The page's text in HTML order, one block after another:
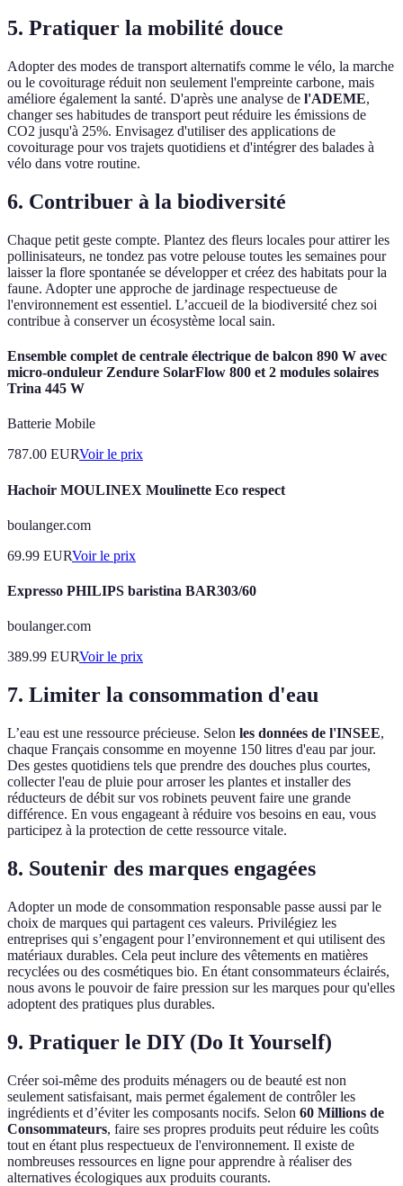
5. Pratiquer la mobilité douce
Adopter des modes de transport alternatifs comme le vélo, la marche
ou le covoiturage réduit non seulement l'empreinte carbone, mais
améliore également la santé. D'après une analyse de l'ADEME,
changer ses habitudes de transport peut réduire les émissions de
CO2 jusqu'à 25%. Envisagez d'utiliser des applications de
covoiturage pour vos trajets quotidiens et d'intégrer des balades à
vélo dans votre routine.
6. Contribuer à la biodiversité
Chaque petit geste compte. Plantez des fleurs locales pour attirer les
pollinisateurs, ne tondez pas votre pelouse toutes les semaines pour
laisser la flore spontanée se développer et créez des habitats pour la
faune. Adopter une approche de jardinage respectueuse de
l'environnement est essentiel. L’accueil de la biodiversité chez soi
contribue à conserver un écosystème local sain.
Ensemble complet de centrale électrique de balcon 890 W avec
micro-onduleur Zendure SolarFlow 800 et 2 modules solaires
Trina 445 W
Batterie Mobile
787.00 EURVoir le prix
Hachoir MOULINEX Moulinette Eco respect
boulanger.com
69.99 EURVoir le prix
Expresso PHILIPS baristina BAR303/60
boulanger.com
389.99 EURVoir le prix
7. Limiter la consommation d'eau
L’eau est une ressource précieuse. Selon les données de l'INSEE,
chaque Français consomme en moyenne 150 litres d'eau par jour.
Des gestes quotidiens tels que prendre des douches plus courtes,
collecter l'eau de pluie pour arroser les plantes et installer des
réducteurs de débit sur vos robinets peuvent faire une grande
différence. En vous engageant à réduire vos besoins en eau, vous
participez à la protection de cette ressource vitale.
8. Soutenir des marques engagées
Adopter un mode de consommation responsable passe aussi par le
choix de marques qui partagent ces valeurs. Privilégiez les
entreprises qui s’engagent pour l’environnement et qui utilisent des
matériaux durables. Cela peut inclure des vêtements en matières
recyclées ou des cosmétiques bio. En étant consommateurs éclairés,
nous avons le pouvoir de faire pression sur les marques pour qu'elles
adoptent des pratiques plus durables.
9. Pratiquer le DIY (Do It Yourself)
Créer soi-même des produits ménagers ou de beauté est non
seulement satisfaisant, mais permet également de contrôler les
ingrédients et d’éviter les composants nocifs. Selon 60 Millions de
Consommateurs, faire ses propres produits peut réduire les coûts
tout en étant plus respectueux de l'environnement. Il existe de
nombreuses ressources en ligne pour apprendre à réaliser des
alternatives écologiques aux produits courants.